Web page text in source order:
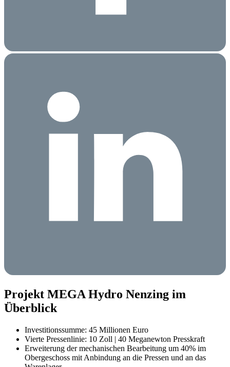
Projekt MEGA Hydro Nenzing im
Überblick
Investitionssumme: 45 Millionen Euro
Vierte Pressenlinie: 10 Zoll | 40 Meganewton Presskraft
Erweiterung der mechanischen Bearbeitung um 40% im
Obergeschoss mit Anbindung an die Pressen und an das